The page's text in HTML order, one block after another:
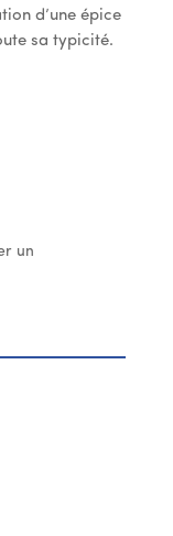
d’une épice
sa typicité.
un